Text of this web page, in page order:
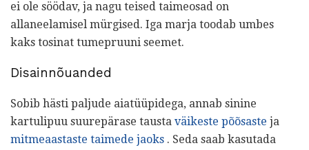
ei ole söödav, ja nagu teised taimeosad on
allaneelamisel mürgised. Iga marja toodab umbes
kaks tosinat tumepruuni seemet.
Disainnõuanded
Sobib hästi paljude aiatüüpidega, annab sinine
kartulipuu suurepärase tausta väikeste põõsaste ja
mitmeaastaste taimede jaoks . Seda saab kasutada